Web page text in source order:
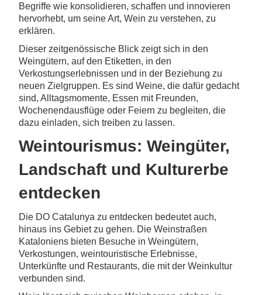
Begriffe wie konsolidieren, schaffen und innovieren
hervorhebt, um seine Art, Wein zu verstehen, zu
erklären.
Dieser zeitgenössische Blick zeigt sich in den
Weingütern, auf den Etiketten, in den
Verkostungserlebnissen und in der Beziehung zu
neuen Zielgruppen. Es sind Weine, die dafür gedacht
sind, Alltagsmomente, Essen mit Freunden,
Wochenendausflüge oder Feiern zu begleiten, die
dazu einladen, sich treiben zu lassen.
Weintourismus: Weingüter,
Landschaft und Kulturerbe
entdecken
Die DO Catalunya zu entdecken bedeutet auch,
hinaus ins Gebiet zu gehen. Die Weinstraßen
Kataloniens bieten Besuche in Weingütern,
Verkostungen, weintouristische Erlebnisse,
Unterkünfte und Restaurants, die mit der Weinkultur
verbunden sind.